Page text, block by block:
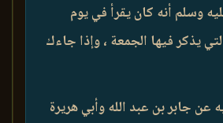
وسلم أنه كان يقرأ في يوم
يذكر فيها الجمعة ، وإذا جاءك
عن جابر بن عبد الله وأبي هريرة